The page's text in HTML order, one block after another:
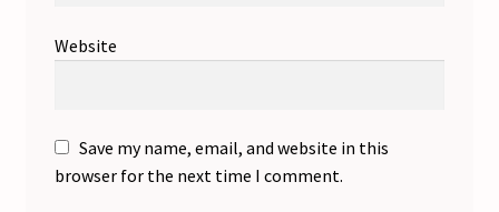
Website
Save my name, email, and website in this
browser for the next time I comment.